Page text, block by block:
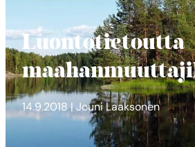
Luontotietoutta
14.9.2018 | Jouni Laaksonen